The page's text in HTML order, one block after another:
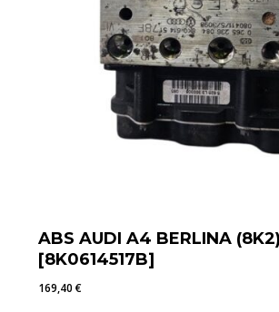
ABS AUDI A4 BERLINA (8K2)
[8K0614517B]
169,40€